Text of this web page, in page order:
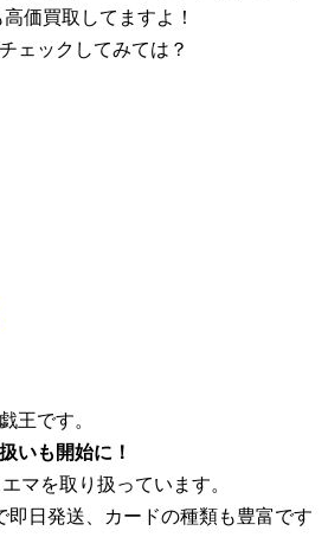
価買取してますよ！
ェックしてみては？
王です。
いも開始に！
マを取り扱っています。
即日発送、カードの種類も豊富です